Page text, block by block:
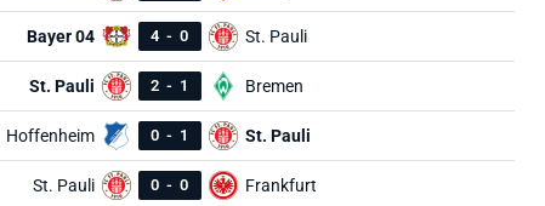
Bayer 04 4 - 0 St. Pauli
St. Pauli 2 - 1 Bremen
Hoffenheim 0 - 1 St. Pauli
St. Pauli 0 - 0 Frankfurt